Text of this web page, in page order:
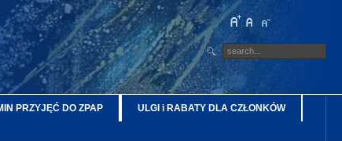
PRZYJĘĆ DO ZPAP ULGI i RABATY DLA CZŁONKÓW